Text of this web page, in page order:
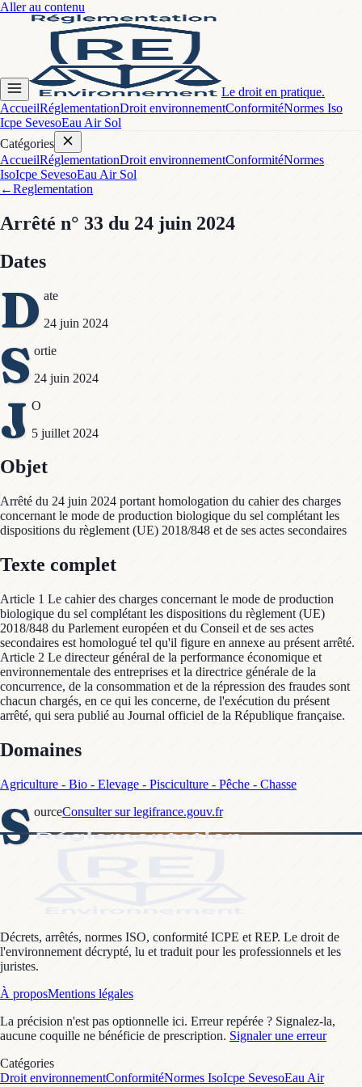
Aller au contenu
Le droit en pratique.
AccueilRéglementationDroit environnementConformitéNormes Iso
Icpe SevesoEau Air Sol
Catégories
AccueilRéglementationDroit environnementConformitéNormes
IsoIcpe SevesoEau Air Sol
←Reglementation
Arrêté n° 33 du 24 juin 2024
Dates
D ate
24 juin 2024
S ortie
24 juin 2024
J O
5 juillet 2024
Objet
Arrêté du 24 juin 2024 portant homologation du cahier des charges
concernant le mode de production biologique du sel complétant les
dispositions du règlement (UE) 2018/848 et de ses actes secondaires
Texte complet
Article 1 Le cahier des charges concernant le mode de production
biologique du sel complétant les dispositions du règlement (UE)
2018/848 du Parlement européen et du Conseil et de ses actes
secondaires est homologué tel qu'il figure en annexe au présent arrêté.
Article 2 Le directeur général de la performance économique et
environnementale des entreprises et la directrice générale de la
concurrence, de la consommation et de la répression des fraudes sont
chacun chargés, en ce qui les concerne, de l'exécution du présent
arrêté, qui sera publié au Journal officiel de la République française.
Domaines
Agriculture - Bio - Elevage - Pisciculture - Pêche - Chasse
S ourceConsulter sur legifrance.gouv.fr
Décrets, arrêtés, normes ISO, conformité ICPE et REP. Le droit de
l'environnement décrypté, lu et traduit pour les professionnels et les
juristes.
À proposMentions légales
La précision n'est pas optionnelle ici. Erreur repérée ? Signalez-la,
aucune coquille ne bénéficie de prescription. Signaler une erreur
Catégories
Droit environnementConformitéNormes IsoIcpe SevesoEau Air